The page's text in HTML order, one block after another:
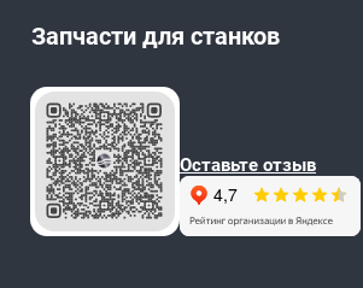
Запчасти для станков
Оставьте отзыв